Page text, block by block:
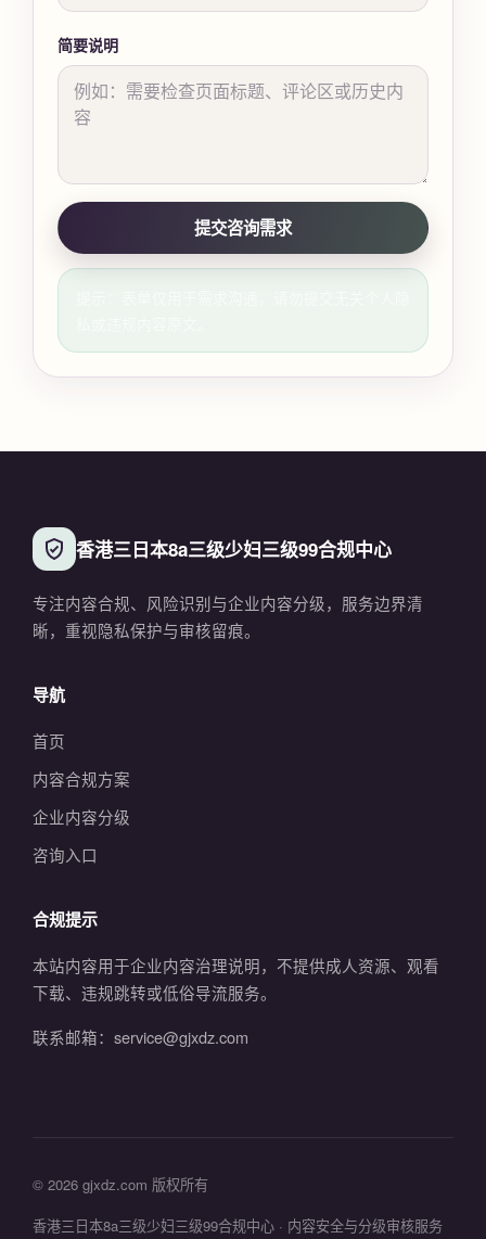
简要说明
提交咨询需求
香港三日本8a三级少妇三级99合规中心
专注内容合规、风险识别与企业内容分级，服务边界清
晰，重视隐私保护与审核留痕。
导航
首页
内容合规方案
企业内容分级
咨询入口
合规提示
本站内容用于企业内容治理说明，不提供成人资源、观看
下载、违规跳转或低俗导流服务。
联系邮箱：service@gjxdz.com
© 2026 gjxdz.com 版权所有
香港三日本8a三级少妇三级99合规中心 · 内容安全与分级审核服务